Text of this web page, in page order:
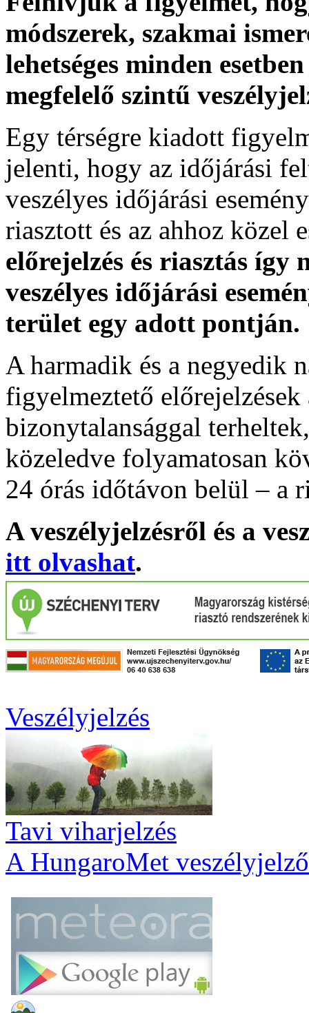
módszerek, szakmai
lehetséges minden
megfelelő szintű
Egy térségre kiadott
jelenti, hogy az időjárási
veszélyes időjárási
riasztott és az ahhoz közel
előrejelzés és riasztás
veszélyes időjárási
terület egy adott pontján.
A harmadik és a negyedik
figyelmeztető
bizonytalansággal
közeledve folyamatosan
24 órás időtávon belül – a
A veszélyjelzésről és a
itt olvashat.
Veszélyjelzés
Tavi viharjelzés
A HungaroMet